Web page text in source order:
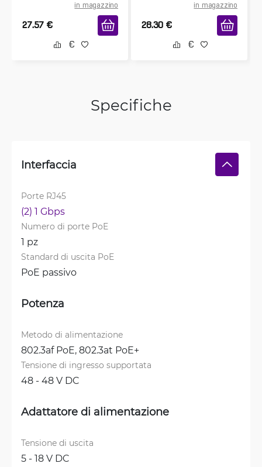
in magazzino
27.57 €
in magazzino
28.30 €
Specifiche
Interfaccia
Porte RJ45
(2) 1 Gbps
Numero di porte PoE
1 pz
Standard di uscita PoE
PoE passivo
Potenza
Metodo di alimentazione
802.3af PoE, 802.3at PoE+
Tensione di ingresso supportata
48 - 48 V DC
Adattatore di alimentazione
Tensione di uscita
5 - 18 V DC